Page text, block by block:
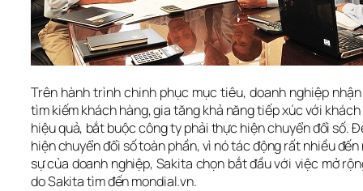
Trên hành trình chinh phục mục tiêu, doanh nghiệp
tìm kiếm khách hàng, gia tăng khả năng tiếp xúc với
hiệu quả, bắt buộc công ty phải thực hiện chuyển đổi số.
hiện chuyển đổi số toàn phần, vì nó tác động rất nhiều
sự của doanh nghiệp, Sakita chọn bắt đầu với việc mở
do Sakita tìm đến mondial.vn.